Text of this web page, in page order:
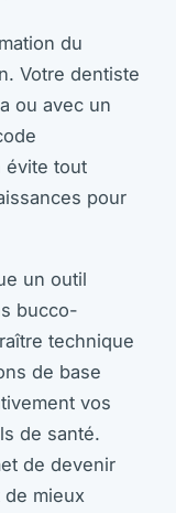
du
Votre dentiste
ou avec un
évite tout
pour
un outil
bucco-
technique
de base
vos
de santé.
de devenir
mieux